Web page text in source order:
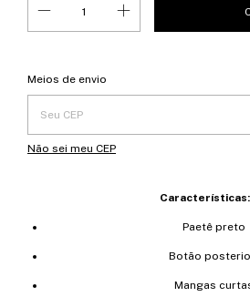
Entregas para o CEP:
Meios de envio
Não sei meu CEP
Características:
Paetê preto
Botão
Mangas